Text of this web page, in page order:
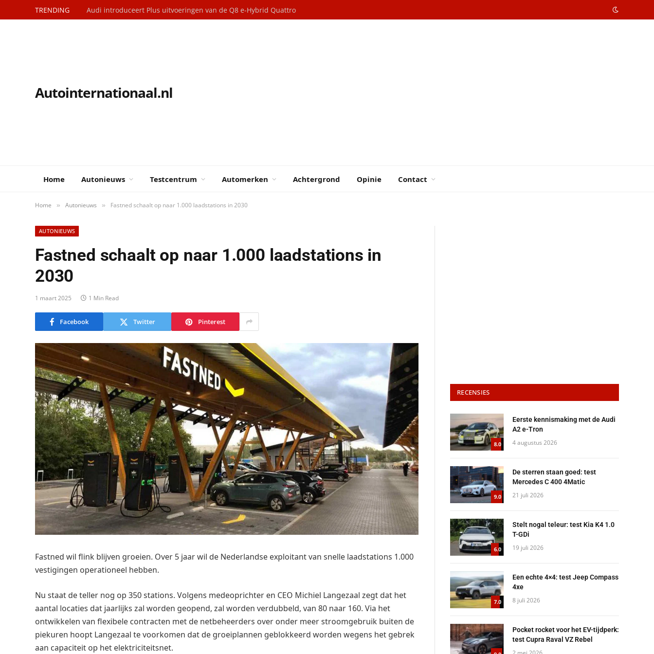
TRENDING Audi introduceert Plus uitvoeringen van de Q8 e-Hybrid Quattro
Autointernationaal.nl
Home Autonieuws Testcentrum Automerken Achtergrond Opinie Contact
Home » Autonieuws » Fastned schaalt op naar 1.000 laadstations in 2030
AUTONIEUWS
Fastned schaalt op naar 1.000 laadstations in
2030
1 maart 2025 1 Min Read
Facebook Twitter Pinterest
Fastned wil flink blijven groeien. Over 5 jaar wil de Nederlandse exploitant van snelle laadstations 1.000
vestigingen operationeel hebben.
Nu staat de teller nog op 350 stations. Volgens medeoprichter en CEO Michiel Langezaal zegt dat het
aantal locaties dat jaarlijks zal worden geopend, zal worden verdubbeld, van 80 naar 160. Via het
ontwikkelen van flexibele contracten met de netbeheerders over onder meer stroomgebruik buiten de
piekuren hoopt Langezaal te voorkomen dat de groeiplannen geblokkeerd worden wegens het gebrek
aan capaciteit op het elektriciteitsnet.
RECENSIES
8.0
Eerste kennismaking met de Audi
A2 e-Tron
4 augustus 2026
9.0
De sterren staan goed: test
Mercedes C 400 4Matic
21 juli 2026
6.0
Stelt nogal teleur: test Kia K4 1.0
T-GDi
19 juli 2026
7.0
Een echte 4×4: test Jeep Compass
4xe
8 juli 2026
Pocket rocket voor het EV-tijdperk:
test Cupra Raval VZ Rebel